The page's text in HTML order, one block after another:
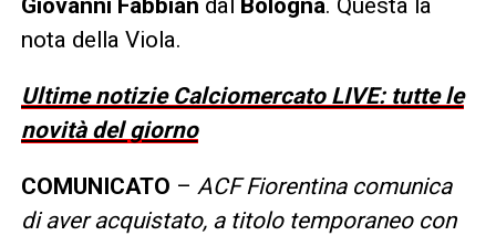
nota della Viola.
Ultime notizie Calciomercato LIVE: tutte le
novità del giorno
COMUNICATO – ACF Fiorentina comunica
di aver acquistato, a titolo temporaneo con